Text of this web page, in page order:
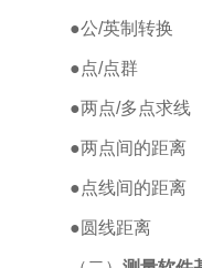
●公/英制
●点/点
●两点/多
●两点间
●点线间
●圆线距